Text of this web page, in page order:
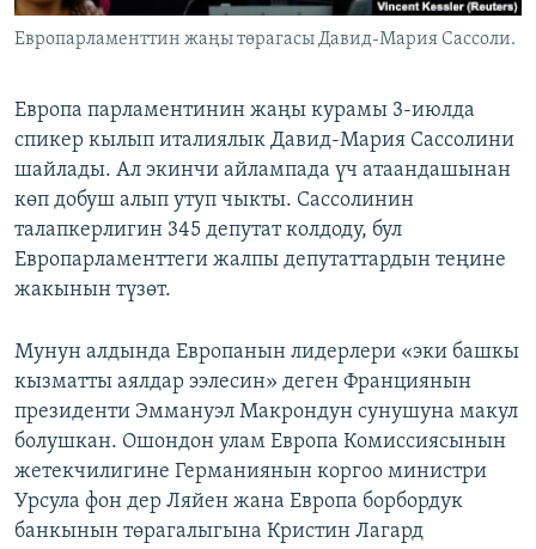
Европарламенттин жаңы төрагасы Давид-Мария Сассоли.
Европа парламентинин жаңы курамы 3-июлда
спикер кылып италиялык Давид-Мария Сассолини
шайлады. Ал экинчи айлампада үч атаандашынан
көп добуш алып утуп чыкты. Сассолинин
талапкерлигин 345 депутат колдоду, бул
Европарламенттеги жалпы депутаттардын теңине
жакынын түзөт.
Мунун алдында Европанын лидерлери «эки башкы
кызматты аялдар ээлесин» деген Франциянын
президенти Эммануэл Макрондун сунушуна макул
болушкан. Ошондон улам Европа Комиссиясынын
жетекчилигине Германиянын коргоо министри
Урсула фон дер Ляйен жана Европа борбордук
банкынын төрагалыгына Кристин Лагард